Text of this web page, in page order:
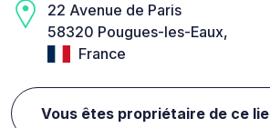
22 Avenue de Paris
58320 Pougues-les-Eaux,
France
Vous êtes propriétaire de ce